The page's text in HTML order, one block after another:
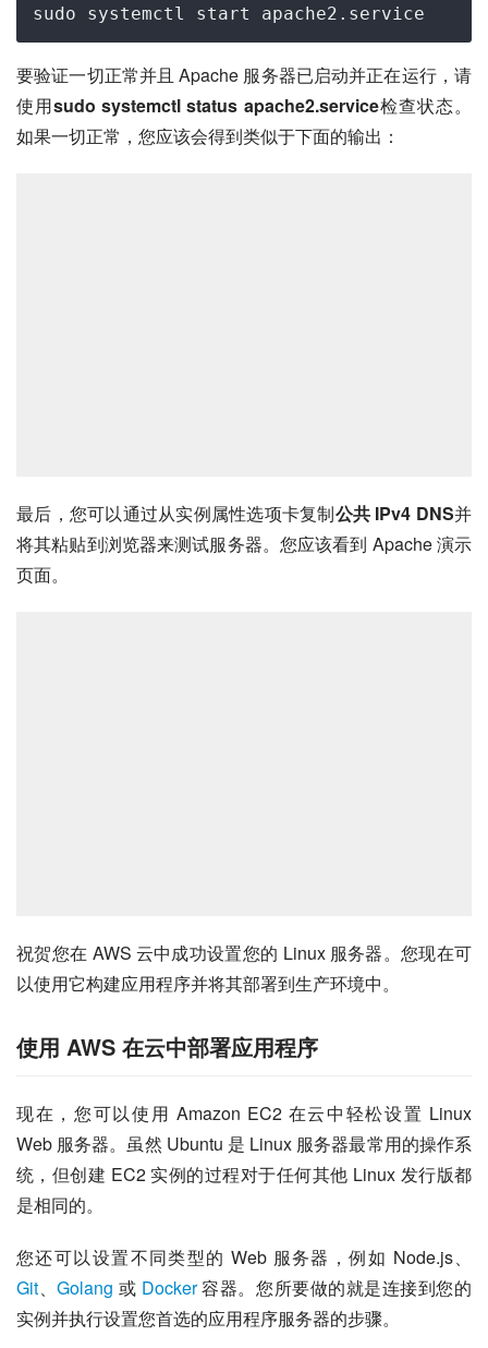
sudo systemctl start apache2 .service
要验证一切正常并且 Apache 服务器已启动并正在运行，请
使用sudo systemctl status apache2.service检查状态。
如果一切正常，您应该会得到类似于下面的输出：
最后，您可以通过从实例属性选项卡复制公共 IPv4 DNS并
将其粘贴到浏览器来测试服务器。您应该看到 Apache 演示
页面。
祝贺您在 AWS 云中成功设置您的 Linux 服务器。您现在可
以使用它构建应用程序并将其部署到生产环境中。
使用 AWS 在云中部署应用程序
现在，您可以使用 Amazon EC2 在云中轻松设置 Linux
Web 服务器。虽然 Ubuntu 是 Linux 服务器最常用的操作系
统，但创建 EC2 实例的过程对于任何其他 Linux 发行版都
是相同的。
您还可以设置不同类型的 Web 服务器，例如 Node.js、
Git、Golang 或 Docker 容器。您所要做的就是连接到您的
实例并执行设置您首选的应用程序服务器的步骤。